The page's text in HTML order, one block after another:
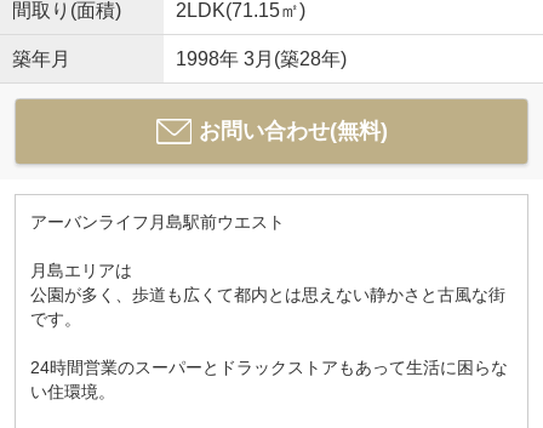
間取り(面積) 2LDK(71.15㎡)
築年月 1998年 3月(築28年)
お問い合わせ(無料)
アーバンライフ月島駅前ウエスト
月島エリアは
公園が多く、歩道も広くて都内とは思えない静かさと古風な街
です。
24時間営業のスーパーとドラックストアもあって生活に困らな
い住環境。